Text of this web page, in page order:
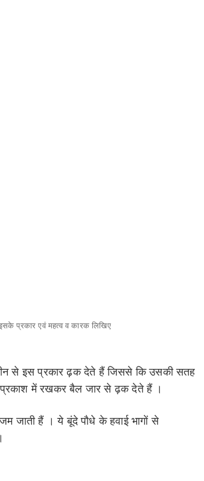
प्रकार एवं महत्व व कारक लिखिए
से इस प्रकार ढ़क देते हैं जिससे कि उसकी सतह
में रखकर बैल जार से ढ़क देते हैं ।
जाती हैं । ये बूंदे पौधे के हवाई भागों से